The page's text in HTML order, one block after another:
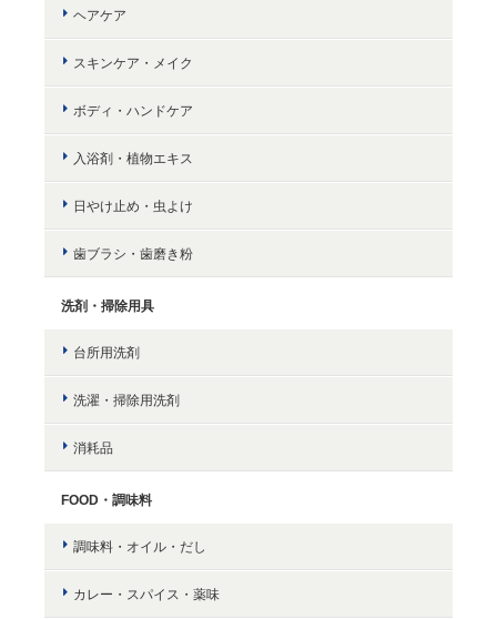
ヘアケア
スキンケア・メイク
ボディ・ハンドケア
入浴剤・植物エキス
日やけ止め・虫よけ
歯ブラシ・歯磨き粉
洗剤・掃除用具
台所用洗剤
洗濯・掃除用洗剤
消耗品
FOOD・調味料
調味料・オイル・だし
カレー・スパイス・薬味